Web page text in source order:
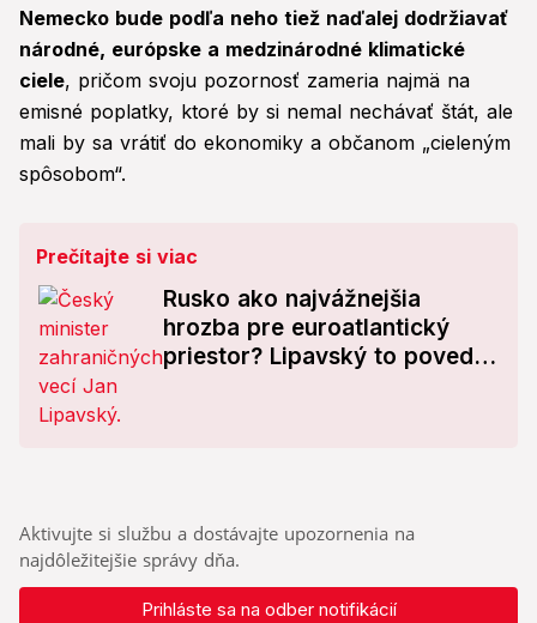
Nemecko bude podľa neho tiež naďalej dodržiavať
národné, európske a medzinárodné klimatické
ciele, pričom svoju pozornosť zameria najmä na
emisné poplatky, ktoré by si nemal nechávať štát, ale
mali by sa vrátiť do ekonomiky a občanom „cieleným
spôsobom“.
Prečítajte si viac
Rusko ako najvážnejšia
hrozba pre euroatlantický
priestor? Lipavský to povedal
Aktivujte si službu a dostávajte upozornenia na
najdôležitejšie správy dňa.
Prihláste sa na odber notifikácií